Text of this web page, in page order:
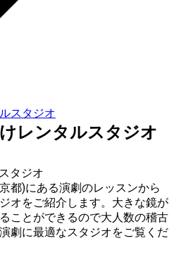
スタジオ
けレンタルスタジオ
タジオ
都)にある演劇のレッスンから
オをご紹介します。大きな鏡が
ことができるので大人数の稽古
劇に最適なスタジオをご覧くだ